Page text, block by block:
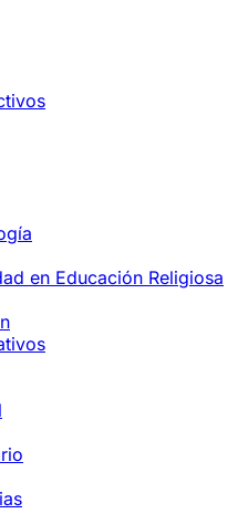
en Educación Religiosa